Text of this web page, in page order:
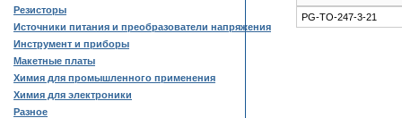
Резисторы
Источники питания и преобразователи напряжения
Инструмент и приборы
Макетные платы
Химия для промышленного применения
Химия для электроники
Разное
PG-TO-247-3-21